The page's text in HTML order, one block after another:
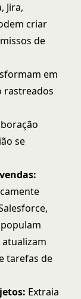
Jira,
criar
de
em
rastreados
se
tarefas de
Extraia